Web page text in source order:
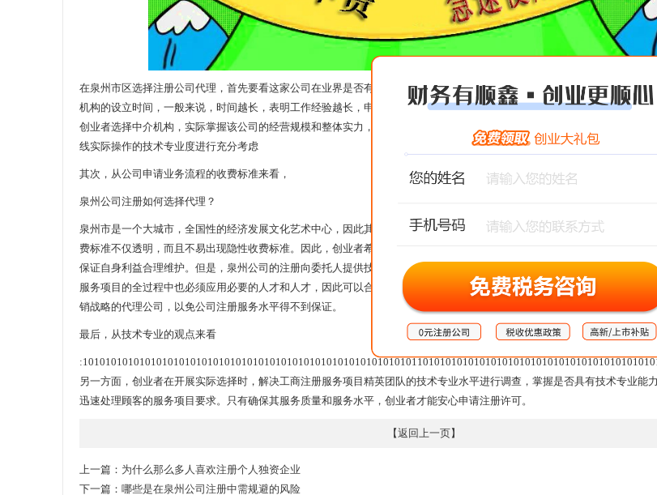
在泉州市区选择注册公司代理，首先要看这家公司在业界是否有名。如果销售市场的用户评价好的话，表明公司的可靠性很
机构的设立时间，一般来说，时间越长，表明工作经验越长，申请注册的实际操作、工作效率也越好，可以迅速委托创业者
创业者选择中介机构，实际掌握该公司的经营规模和整体实力，调查该行业，从办公地址、办公地点、每日人流量等水平进
线实际操作的技术专业度进行充分考虑
其次，从公司申请业务流程的收费标准来看，
泉州公司注册如何选择代理？
泉州市是一个大城市，全国性的经济发展文化艺术中心，因此其服务项目费用不容易过低，不容易过多虚报。一般来说，可
费标准不仅透明，而且不易出现隐性收费标准。因此，创业者希望泉州注册公司代理开展业务查询，必须提高警惕，签订合
保证自身利益合理维护。但是，泉州公司的注册向委托人提供技术专业的注册服务项目，其服务项目的费用自然也不太低。
服务项目的全过程中也必须应用必要的人才和人才，因此可以合理保证服务水平和质量。因此，企业家必须注意选择服务咨
销战略的代理公司，以免公司注册服务水平得不到保证。
最后，从技术专业的观点来看
另一方面，创业者在开展实际选择时，解决工商注册服务项目精英团队的技术专业水平进行调查，掌握是否具有技术专业能
迅速处理顾客的服务项目要求。只有确保其服务质量和服务水平，创业者才能安心申请注册许可。
【返回上一页】
上一篇： 为什么那么多人喜欢注册个人独资企业
下一篇： 哪些是在泉州公司注册中需规避的风险